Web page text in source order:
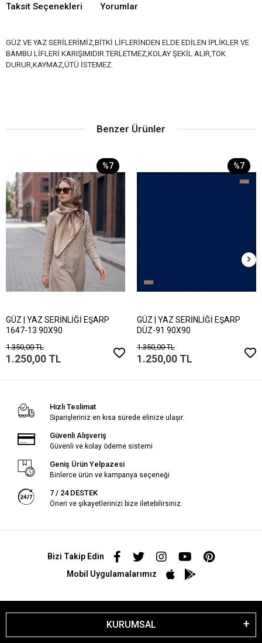
Taksit Seçenekleri Yorumlar
GÜZ VE YAZ SERİLERİMİZ,BİTKİ LİFLERİNDEN ELDE EDİLEN İPLİKLER VE
BAMBU LİFLERİ KARIŞIMIDIR.TERLETMEZ,KOLAY ŞEKİL ALIR,TOK
DURUR,KAYMAZ,ÜTÜ İSTEMEZ.
Benzer Ürünler
%7
GÜZ | YAZ SERİNLİĞİ EŞARP
1647-13 90X90
1.350,00 TL
1.250,00 TL
%7
GÜZ | YAZ SERİNLİĞİ EŞARP
DÜZ-91 90X90
1.350,00 TL
1.250,00 TL
Hızlı Teslimat
Siparişleriniz en kısa sürede elinize ulaşır.
Güvenli Alışveriş
Güvenli ve kolay ödeme sistemi
Geniş Ürün Yelpazesi
Binlerce ürün ve kampanya seçeneği
7 / 24 DESTEK
Öneri ve şikayetlerinizi bize iletebilirsiniz.
Bizi Takip Edin
Mobil Uygulamalarımız
KURUMSAL